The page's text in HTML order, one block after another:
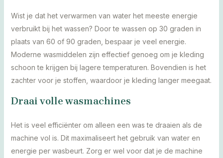
Wist je dat het verwarmen van water het meeste energie
verbruikt bij het wassen? Door te wassen op 30 graden in
plaats van 60 of 90 graden, bespaar je veel energie.
Moderne wasmiddelen zijn effectief genoeg om je kleding
schoon te krijgen bij lagere temperaturen. Bovendien is het
zachter voor je stoffen, waardoor je kleding langer meegaat.
Draai volle wasmachines
Het is veel efficiënter om alleen een was te draaien als de
machine vol is. Dit maximaliseert het gebruik van water en
energie per wasbeurt. Zorg er wel voor dat je de machine